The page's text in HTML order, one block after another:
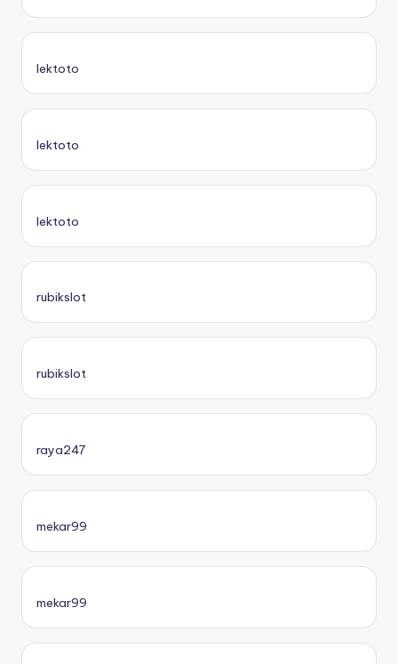
lektoto
lektoto
lektoto
rubikslot
rubikslot
raya247
mekar99
mekar99